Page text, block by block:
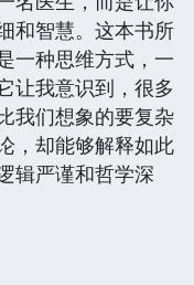
和智慧。这本书所
一种思维方式，一
让我意识到，很多
我们想象的要复杂
，却能够解释如此
辑严谨和哲学深